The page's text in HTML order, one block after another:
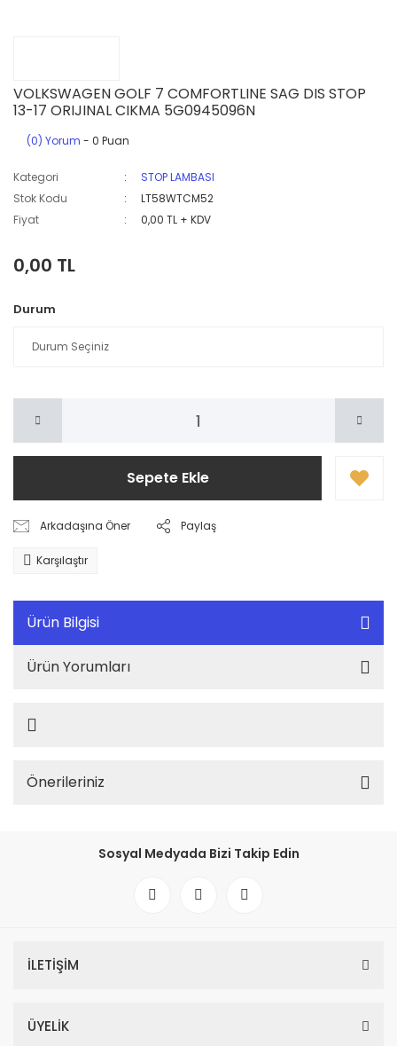
VOLKSWAGEN GOLF 7 COMFORTLINE SAG DIS STOP
13-17 ORIJINAL CIKMA 5G0945096N
(0) Yorum - 0 Puan
Kategori
STOP LAMBASI
Stok Kodu
LT58WTCM52
Fiyat
0,00 TL + KDV
0,00 TL
Durum
Sepete Ekle
Arkadaşına Öner Paylaş
Karşılaştır
Ürün Bilgisi
Ürün Yorumları
Önerileriniz
Sosyal Medyada Bizi Takip Edin
İLETİŞİM
ÜYELİK